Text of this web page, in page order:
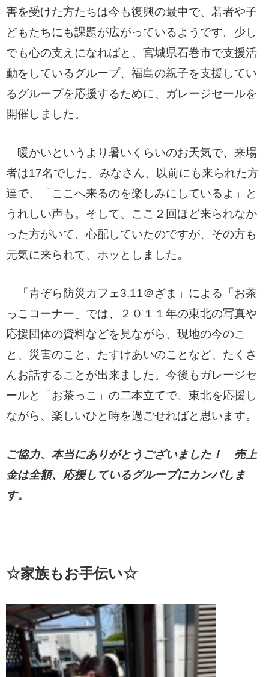
害を受けた方たちは今も復興の最中で、若者や子
どもたちにも課題が広がっているようです。少し
でも心の支えになればと、宮城県石巻市で支援活
動をしているグループ、福島の親子を支援してい
るグループを応援するために、 ガレージセールを
開催しました。
暖かいというより暑いくらいのお天気で、来場
者は17名でした。みなさん、以前にも来られた方
達で、「ここへ来るのを楽しみにしているよ」と
うれしい声も。そして、ここ２回ほど来られなか
った方がいて、心配していたのですが、その方も
元気に来られて、ホッとしました。
「青ぞら防災カフェ3.11＠ざま」による「お茶
っこコーナー」では、２０１１年の東北の写真や
応援団体の資料などを見ながら、現地の今のこ
と、災害のこと、たすけあいのことなど、たくさ
んお話することが出来ました。今後もガレージセ
ールと「お茶っこ」の二本立てで、東北を応援し
ながら、楽しいひと時を過ごせればと思います。
ご協力、本当にありがとうございました！ 売上
金は全額、応援しているグループにカンパしま
す。
☆家族もお手伝い☆